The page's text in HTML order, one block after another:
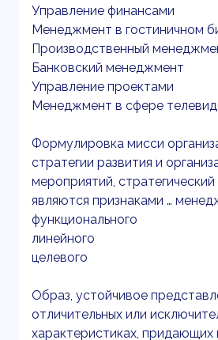
Управление финансами
Менеджмент в гостиничном
Производственный
Банковский менеджмент
Управление проектами
Менеджмент в сфере
Формулировка мисси
стратегии развития и
мероприятий, стратегический
являются признаками …
функционального
линейного
целевого
Образ, устойчивое
отличительных или
характеристиках,